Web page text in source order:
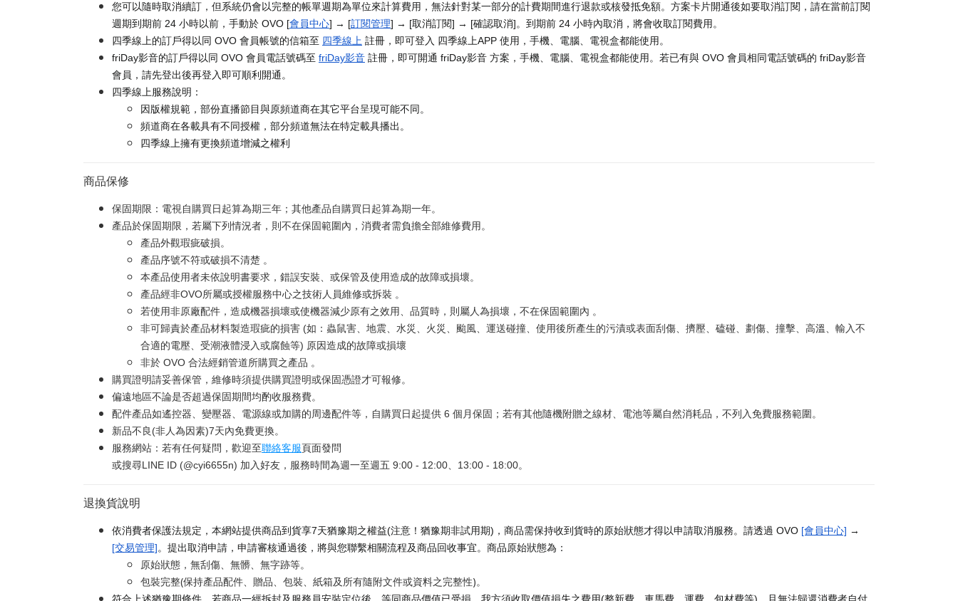
您可以隨時取消續訂，但系統仍會以完整的帳單週期為單位來計算費用，無法針對某一部分的計費期間進行退款或核發抵免額。方案卡片開通後如要取消訂閱，請在當前訂閱
週期到期前 24 小時以前，手動於 OVO [會員中心] → [訂閱管理] → [取消訂閱] → [確認取消]。到期前 24 小時內取消，將會收取訂閱費用。
四季線上的訂戶得以同 OVO 會員帳號的信箱至 四季線上 註冊，即可登入 四季線上APP 使用，手機、電腦、電視盒都能使用。
friDay影音的訂戶得以同 OVO 會員電話號碼至 friDay影音 註冊，即可開通 friDay影音 方案，手機、電腦、電視盒都能使用。若已有與 OVO 會員相同電話號碼的 friDay影音
會員，請先登出後再登入即可順利開通。
四季線上服務說明：
因版權規範，部份直播節目與原頻道商在其它平台呈現可能不同。
頻道商在各載具有不同授權，部分頻道無法在特定載具播出。
四季線上擁有更換頻道增減之權利
商品保修
保固期限：電視自購買日起算為期三年；其他產品自購買日起算為期一年。
產品於保固期限，若屬下列情況者，則不在保固範圍內，消費者需負擔全部維修費用。
產品外觀瑕疵破損。
產品序號不符或破損不清楚 。
本產品使用者未依說明書要求，錯誤安裝、或保管及使用造成的故障或損壞。
產品經非OVO所屬或授權服務中心之技術人員維修或拆裝 。
若使用非原廠配件，造成機器損壞或使機器減少原有之效用、品質時，則屬人為損壞，不在保固範圍內 。
非可歸責於產品材料製造瑕疵的損害 (如：蟲鼠害、地震、水災、火災、颱風、運送碰撞、使用後所產生的污漬或表面刮傷、擠壓、磕碰、劃傷、撞擊、高溫、輸入不
合適的電壓、受潮液體浸入或腐蝕等) 原因造成的故障或損壞
非於 OVO 合法經銷管道所購買之產品 。
購買證明請妥善保管，維修時須提供購買證明或保固憑證才可報修。
偏遠地區不論是否超過保固期間均酌收服務費。
配件產品如遙控器、變壓器、電源線或加購的周邊配件等，自購買日起提供 6 個月保固；若有其他隨機附贈之線材、電池等屬自然消耗品，不列入免費服務範圍。
新品不良(非人為因素)7天內免費更換。
服務網站：若有任何疑問，歡迎至聯絡客服頁面發問
或搜尋LINE ID (@cyi6655n) 加入好友，服務時間為週一至週五 9:00 - 12:00、13:00 - 18:00。
退換貨說明
依消費者保護法規定，本網站提供商品到貨享7天猶豫期之權益(注意！猶豫期非試用期)，商品需保持收到貨時的原始狀態才得以申請取消服務。請透過 OVO [會員中心] →
[交易管理]。提出取消申請，申請審核通過後，將與您聯繫相關流程及商品回收事宜。商品原始狀態為：
原始狀態，無刮傷、無髒、無字跡等。
包裝完整(保持產品配件、贈品、包裝、紙箱及所有隨附文件或資料之完整性)。